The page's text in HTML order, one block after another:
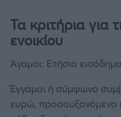
Τα κριτήρια για
ενοικίου
Άγαμοι: Ετήσιο
Έγγαμοι ή σύμφωνο
ευρώ, προσαυξανόμενο